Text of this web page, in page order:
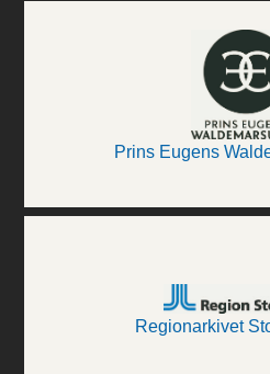
Prins Eugens
Regionarkivet